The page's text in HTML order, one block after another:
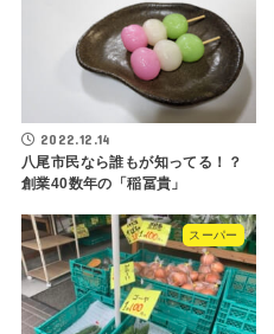
2022.12.14
八尾市民なら誰もが知ってる！？
創業40数年の「稲冨貴」
スーパー